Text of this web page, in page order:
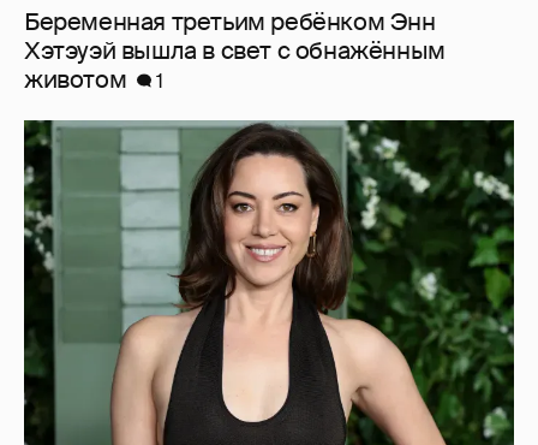
42-летняя звезда "Белого лотоса" Обри
Плаза впервые стала матерью
1